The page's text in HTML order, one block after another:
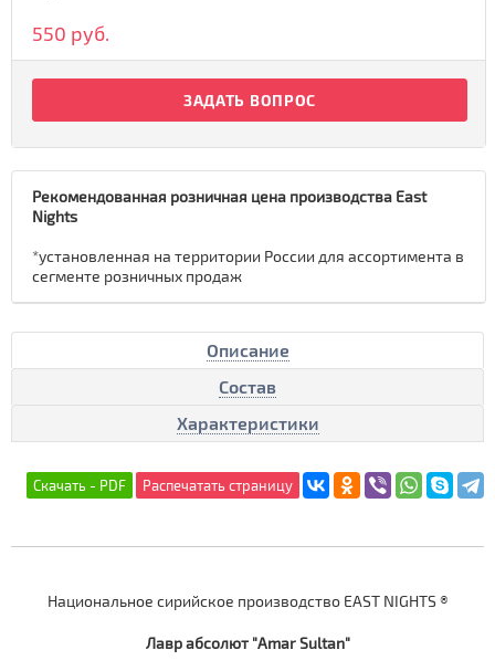
550 руб.
ЗАДАТЬ ВОПРОС
Рекомендованная розничная цена производства East
Nights
*установленная на территории России для ассортимента в
сегменте розничных продаж
Описание
Состав
Характеристики
Национальное сирийское производство EAST NIGHTS ®
Лаврабсолют "Amar Sultan"